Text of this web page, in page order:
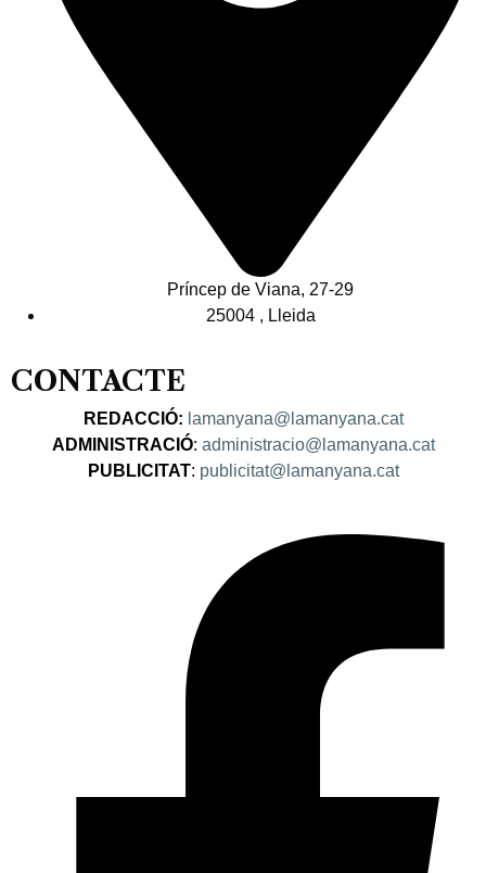
Príncep de Viana, 27-29
25004 , Lleida
CONTACTE
REDACCIÓ: lamanyana@lamanyana.cat
ADMINISTRACIÓ: administracio@lamanyana.cat
PUBLICITAT: publicitat@lamanyana.cat